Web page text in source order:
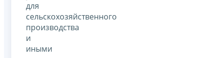
для
сельскохозяйственного
производства
и
иными